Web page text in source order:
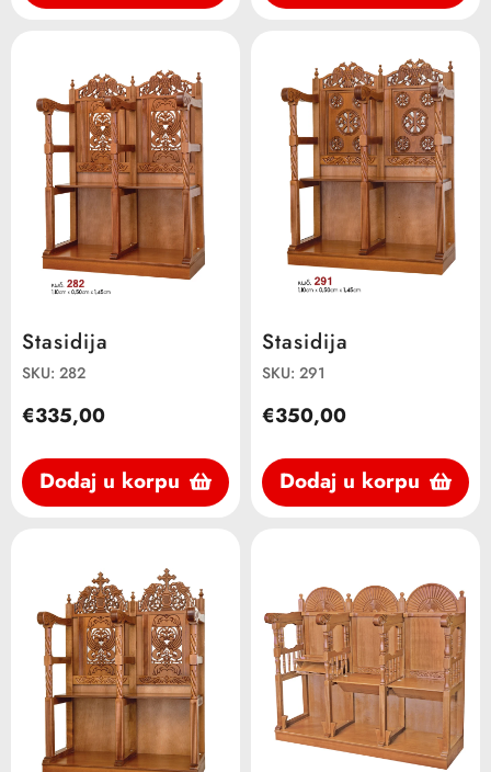
Stasidija
SKU: 282
€335,00
Dodaj u korpu
Stasidija
SKU: 291
€350,00
Dodaj u korpu